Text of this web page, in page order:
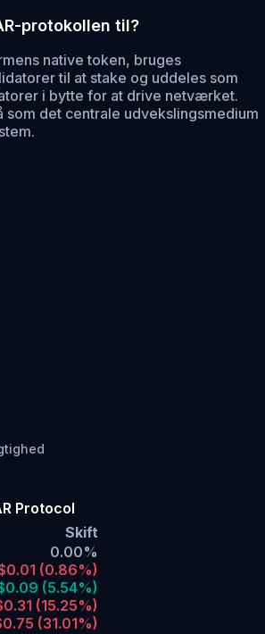
protokollen til?
native token, bruges
til at stake og uddeles som
i bytte for at drive netværket.
som det centrale udvekslingsmedium
Protocol
Skift
0.00%
(0.86%)
(5.54%)
(15.25%)
(31.01%)